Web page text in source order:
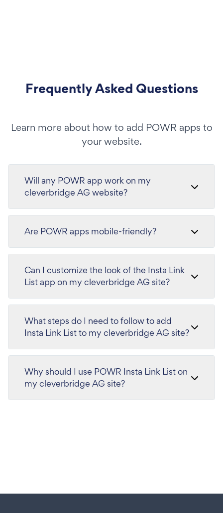
Frequently Asked Questions
Learn more about how to add POWR apps to
your website.
Will any POWR app work on my
cleverbridge AG website?
Are POWR apps mobile-friendly?
Can I customize the look of the Insta Link
List app on my cleverbridge AG site?
What steps do I need to follow to add
Insta Link List to my cleverbridge AG site?
Why should I use POWR Insta Link List on
my cleverbridge AG site?